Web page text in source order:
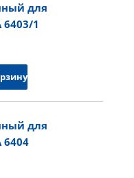
для
6403/1
для
6404